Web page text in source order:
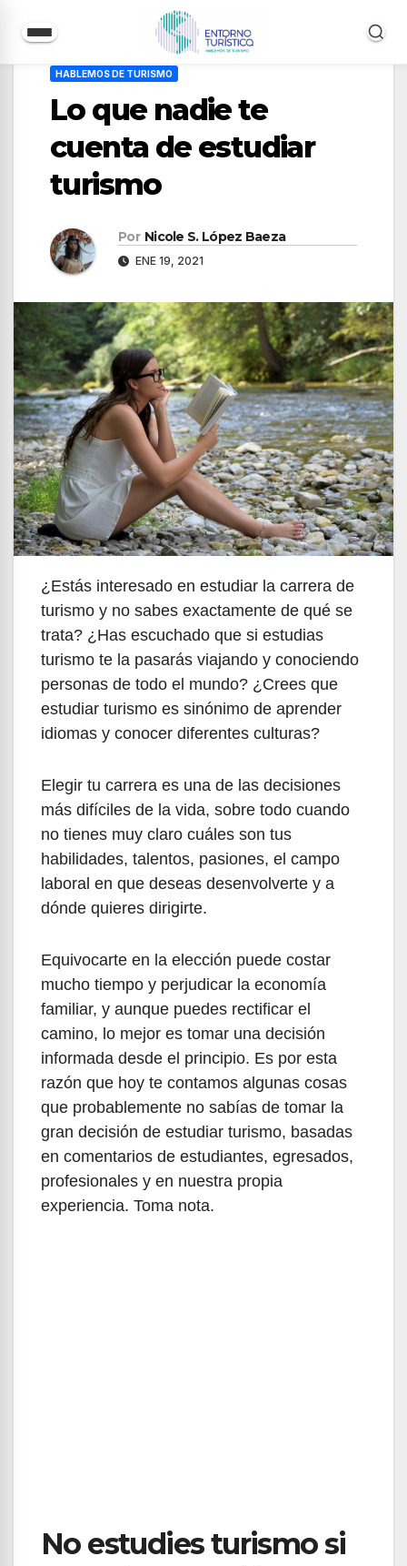
HABLEMOS DE TURISMO
Lo que nadie te
cuenta de estudiar
turismo
Por Nicole S. López Baeza
ENE 19, 2021
¿Estás interesado en estudiar la carrera de
turismo y no sabes exactamente de qué se
trata? ¿Has escuchado que si estudias
turismo te la pasarás viajando y conociendo
personas de todo el mundo? ¿Crees que
estudiar turismo es sinónimo de aprender
idiomas y conocer diferentes culturas?
Elegir tu carrera es una de las decisiones
más difíciles de la vida, sobre todo cuando
no tienes muy claro cuáles son tus
habilidades, talentos, pasiones, el campo
laboral en que deseas desenvolverte y a
dónde quieres dirigirte.
Equivocarte en la elección puede costar
mucho tiempo y perjudicar la economía
familiar, y aunque puedes rectificar el
camino, lo mejor es tomar una decisión
informada desde el principio. Es por esta
razón que hoy te contamos algunas cosas
que probablemente no sabías de tomar la
gran decisión de estudiar turismo, basadas
en comentarios de estudiantes, egresados,
profesionales y en nuestra propia
experiencia. Toma nota.
No estudies turismo si